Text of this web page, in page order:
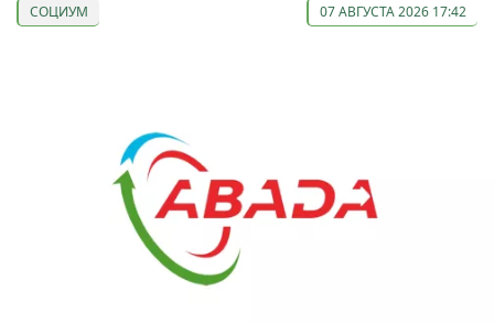
СОЦИУМ 07 АВГУСТА 2026 17:42